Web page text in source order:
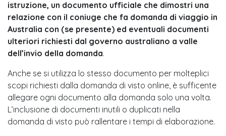
istruzione, un documento ufficiale che dimostri una
relazione con il coniuge che fa domanda di viaggio in
Australia con (se presente) ed eventuali documenti
ulteriori richiesti dal governo australiano a valle
dell’invio della domanda.
Anche se si utilizza lo stesso documento per molteplici
scopi richiesti dalla domanda di visto online, è sufficente
allegare ogni documento alla domanda solo una volta.
L’inclusione di documenti inutili o duplicati nella
domanda di visto può rallentare i tempi di elaborazione.